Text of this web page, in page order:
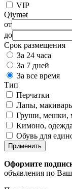
VIP
Qiymət
от
до
Срок размещения
За 24 часа
За 7 дней
За все время
Тип
Перчатки
Лапы,
Груши, мешки,
Кимоно, одежда
Обувь для
Применить
Оформите
объявления по